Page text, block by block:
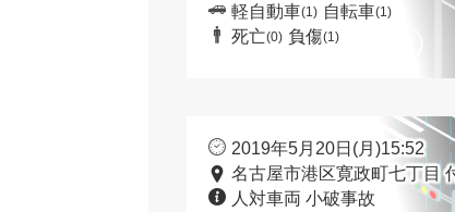
軽自動車(1) 自転車(1)
死亡(0) 負傷(1)
2019年5月20日(月)15:52
名古屋市港区寛政町七丁目
人対車両 小破事故